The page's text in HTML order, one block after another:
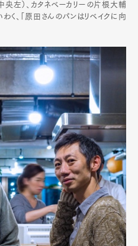
左）、カタネベーカリーの片根大輔
く、「原田さんのパンはリベイクに向